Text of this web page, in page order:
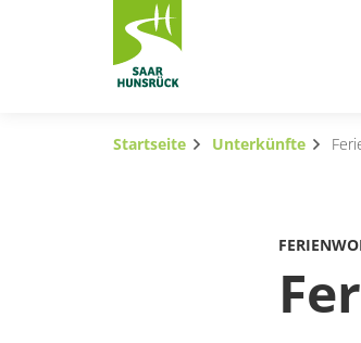
Zum Hauptinhalt springen
Startseite Unterkünfte